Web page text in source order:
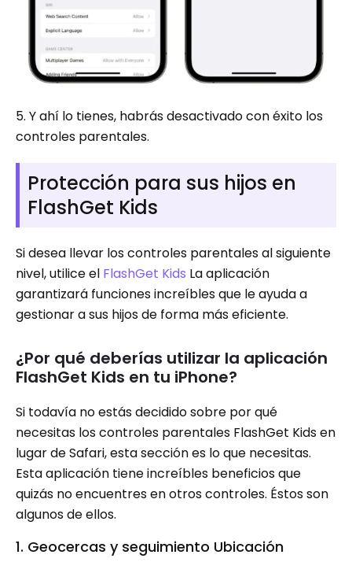
5. Y ahí lo tienes, habrás desactivado con éxito los
controles parentales.
Protección para sus hijos en
FlashGet Kids
Si desea llevar los controles parentales al siguiente
nivel, utilice el FlashGet Kids La aplicación
garantizará funciones increíbles que le ayuda a
gestionar a sus hijos de forma más eficiente.
¿Por qué deberías utilizar la aplicación
FlashGet Kids en tu iPhone?
Si todavía no estás decidido sobre por qué
necesitas los controles parentales FlashGet Kids en
lugar de Safari, esta sección es lo que necesitas.
Esta aplicación tiene increíbles beneficios que
quizás no encuentres en otros controles. Éstos son
algunos de ellos.
1. Geocercas y seguimiento Ubicación